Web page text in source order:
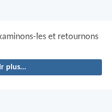
les et retournons
plus...